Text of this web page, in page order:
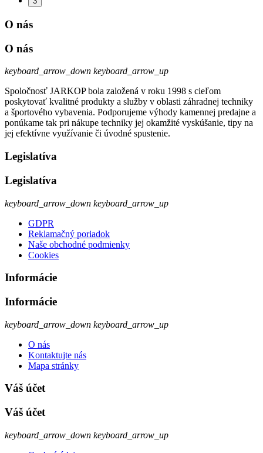
O nás
O nás
keyboard_arrow_down keyboard_arrow_up
Spoločnosť JARKOP bola založená v roku 1998 s cieľom
poskytovať kvalitné produkty a služby v oblasti záhradnej techniky
a športového vybavenia. Podporujeme výhody kamennej predajne a
ponúkame tak pri nákupe techniky jej okamžité vyskúšanie, tipy na
jej efektívne využívanie či úvodné spustenie.
Legislatíva
Legislatíva
keyboard_arrow_down keyboard_arrow_up
GDPR
Reklamačný poriadok
Naše obchodné podmienky
Cookies
Informácie
Informácie
keyboard_arrow_down keyboard_arrow_up
O nás
Kontaktujte nás
Mapa stránky
Váš účet
Váš účet
keyboard_arrow_down keyboard_arrow_up